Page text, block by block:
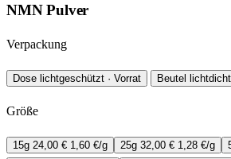
NMN Pulver
Verpackung
Dose lichtgeschützt · Vorrat Beutel
Größe
15g 24,00 € 1,60 €/g 25g 32,00 € 1,28 €/g